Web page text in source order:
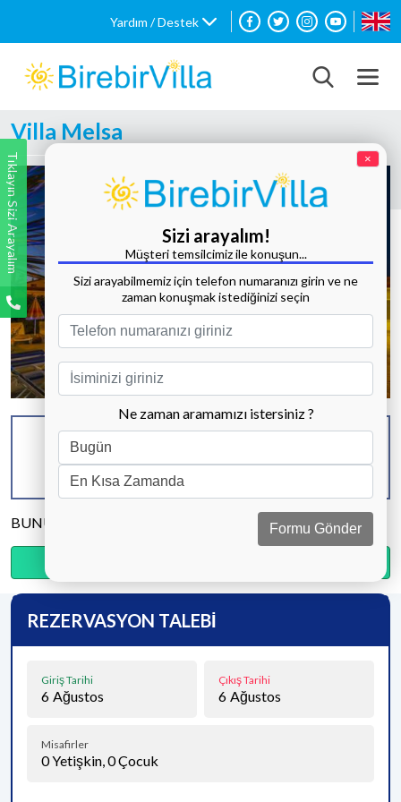
Yardım / Destek
Villa Melsa
Tüm Fotoğrafları Göster
KAPASİTE
10 KİŞİ
BANYO & WC
6 ADET
YATAK ODASI
BUNU PAYLAŞ
REZERVASYON TALEBİ
Giriş Tarihi
6 Ağustos
Çıkış Tarihi
6 Ağustos
Misafirler
0Yetişkin,0Çocuk
Tıklayın Sizi Arayalım ×
Sizi arayalım!
Müşteri temsilcimiz ile konuşun...
Sizi arayabilmemiz için telefon numaranızı girin ve ne
zaman konuşmak istediğinizi seçin
Ne zaman aramamızı istersiniz ?
Formu Gönder